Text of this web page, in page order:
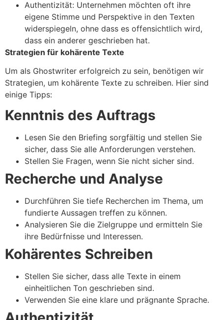
Authentizität: Unternehmen möchten oft ihre
eigene Stimme und Perspektive in den Texten
widerspiegeln, ohne dass es offensichtlich wird,
dass ein anderer geschrieben hat.
Strategien für kohärente Texte
Um als Ghostwriter erfolgreich zu sein, benötigen wir
Strategien, um kohärente Texte zu schreiben. Hier sind
einige Tipps:
Kenntnis des Auftrags
Lesen Sie den Briefing sorgfältig und stellen Sie
sicher, dass Sie alle Anforderungen verstehen.
Stellen Sie Fragen, wenn Sie nicht sicher sind.
Recherche und Analyse
Durchführen Sie tiefe Recherchen im Thema, um
fundierte Aussagen treffen zu können.
Analysieren Sie die Zielgruppe und ermitteln Sie
ihre Bedürfnisse und Interessen.
Kohärentes Schreiben
Stellen Sie sicher, dass alle Texte in einem
einheitlichen Ton geschrieben sind.
Verwenden Sie eine klare und prägnante Sprache.